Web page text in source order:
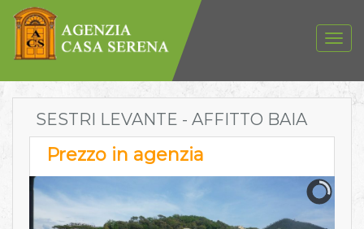
SESTRI LEVANTE - AFFITTO BAIA
Prezzo in agenzia